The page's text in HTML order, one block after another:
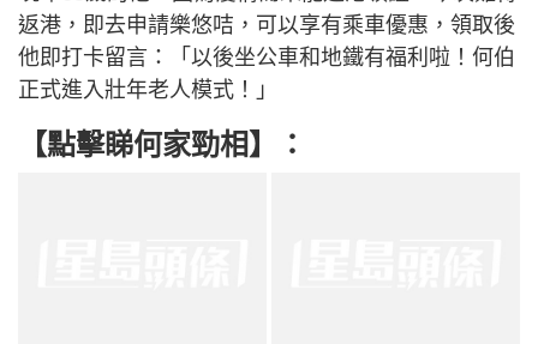
返港，即去申請樂悠咭，可以享有乘車優惠，領取後
他即打卡留言：「以後坐公車和地鐵有福利啦！何伯
正式進入壯年老人模式！」
【點擊睇何家勁相】：